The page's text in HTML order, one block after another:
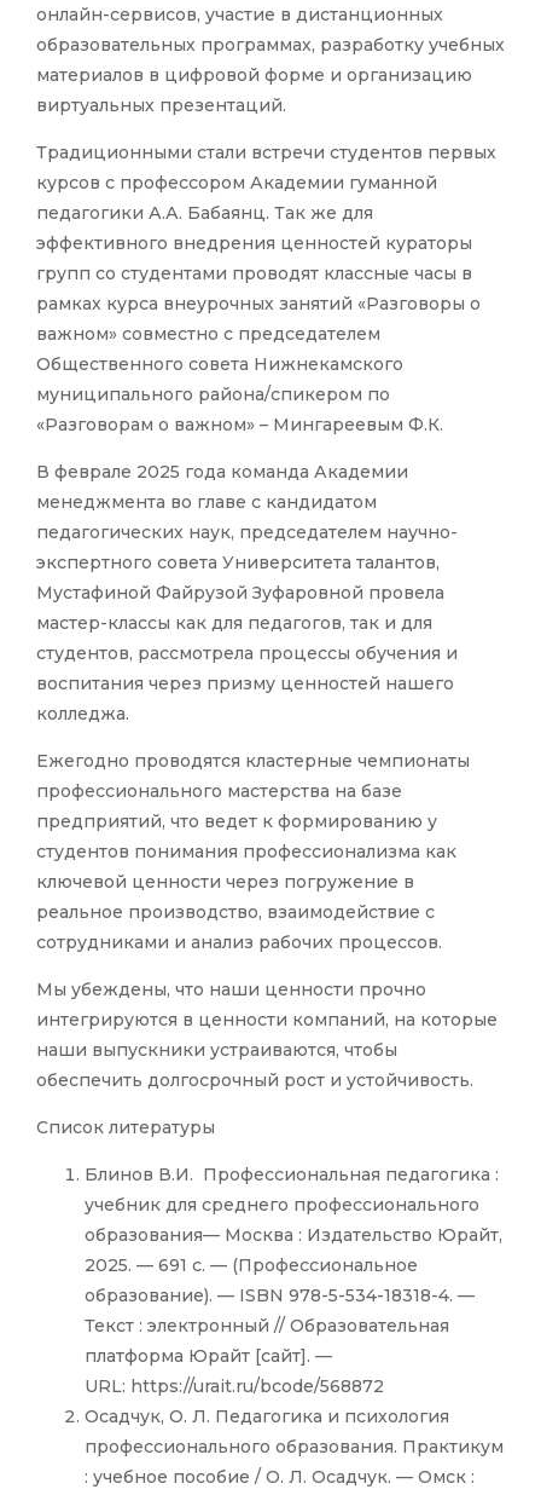
онлайн-сервисов, участие в дистанционных
образовательных программах, разработку учебных
материалов в цифровой форме и организацию
виртуальных презентаций.
Традиционными стали встречи студентов первых
курсов с профессором Академии гуманной
педагогики А.А. Бабаянц. Так же для
эффективного внедрения ценностей кураторы
групп со студентами проводят классные часы в
рамках курса внеурочных занятий «Разговоры о
важном» совместно с председателем
Общественного совета Нижнекамского
муниципального района/спикером по
«Разговорам о важном» – Мингареевым Ф.К.
В феврале 2025 года команда Академии
менеджмента во главе с кандидатом
педагогических наук, председателем научно-
экспертного совета Университета талантов,
Мустафиной Файрузой Зуфаровной провела
мастер-классы как для педагогов, так и для
студентов, рассмотрела процессы обучения и
воспитания через призму ценностей нашего
колледжа.
Ежегодно проводятся кластерные чемпионаты
профессионального мастерства на базе
предприятий, что ведет к формированию у
студентов понимания профессионализма как
ключевой ценности через погружение в
реальное производство, взаимодействие с
сотрудниками и анализ рабочих процессов.
Мы убеждены, что наши ценности прочно
интегрируются в ценности компаний, на которые
наши выпускники устраиваются, чтобы
обеспечить долгосрочный рост и устойчивость.
Список литературы
Блинов В.И. Профессиональная педагогика :
учебник для среднего профессионального
образования— Москва : Издательство Юрайт,
2025. — 691 с. — (Профессиональное
образование). — ISBN 978-5-534-18318-4. —
Текст : электронный // Образовательная
платформа Юрайт [сайт]. —
URL: https://urait.ru/bcode/568872
Осадчук, О. Л. Педагогика и психология
профессионального образования. Практикум
: учебное пособие / О. Л. Осадчук. — Омск :